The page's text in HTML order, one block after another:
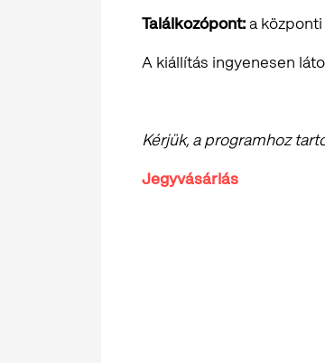
Találkozópont:a
A kiállítás ingyenesen
Kérjük, a programhoz
Jegyvásárlás